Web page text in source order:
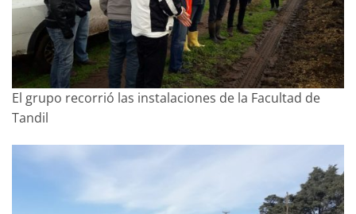
El grupo recorrió las instalaciones de la Facultad de
Tandil